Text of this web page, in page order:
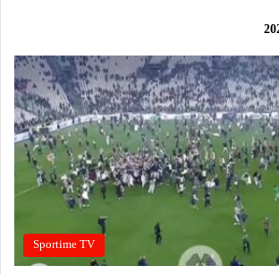
Sportime TV